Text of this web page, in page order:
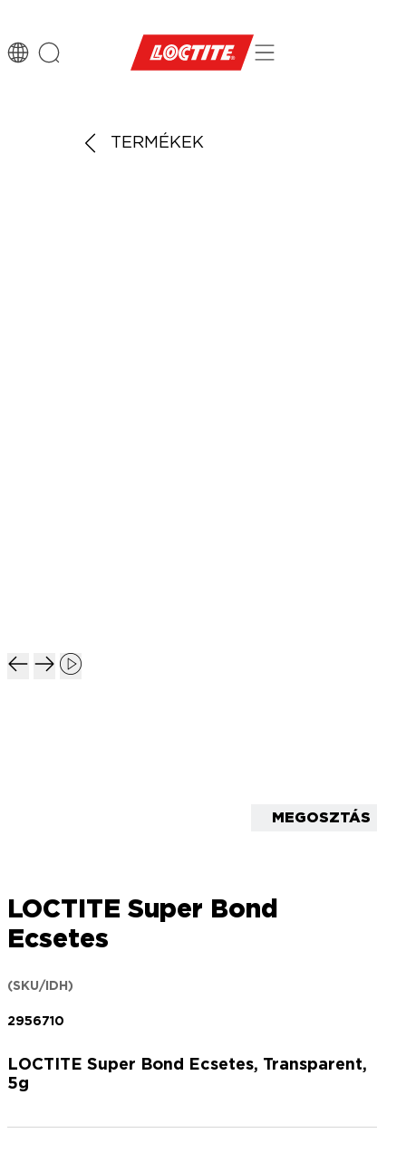
TERMÉKEK
MEGOSZTÁS
LOCTITE Super Bond
Ecsetes
(SKU/IDH)
2956710
LOCTITE Super Bond Ecsetes, Transparent,
5g